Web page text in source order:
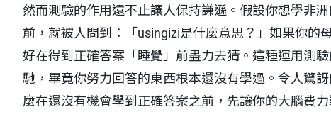
然而測驗的作用遠不止讓人保持謙遜。假設你想學非
前，就被人問到：「usingizi是什麼意思？」如果你的
好在得到正確答案「睡覺」前盡力去猜。這種運用測
馳，畢竟你努力回答的東西根本還沒有學過。令人驚
麼在還沒有機會學到正確答案之前，先讓你的大腦費